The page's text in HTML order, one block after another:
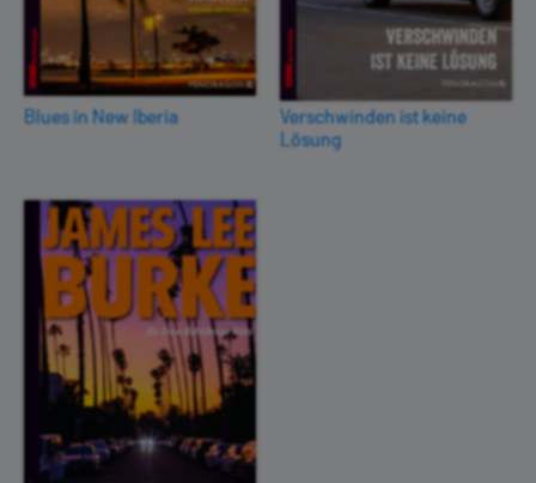
Blues in New Iberia
Verschwinden ist keine
Lösung